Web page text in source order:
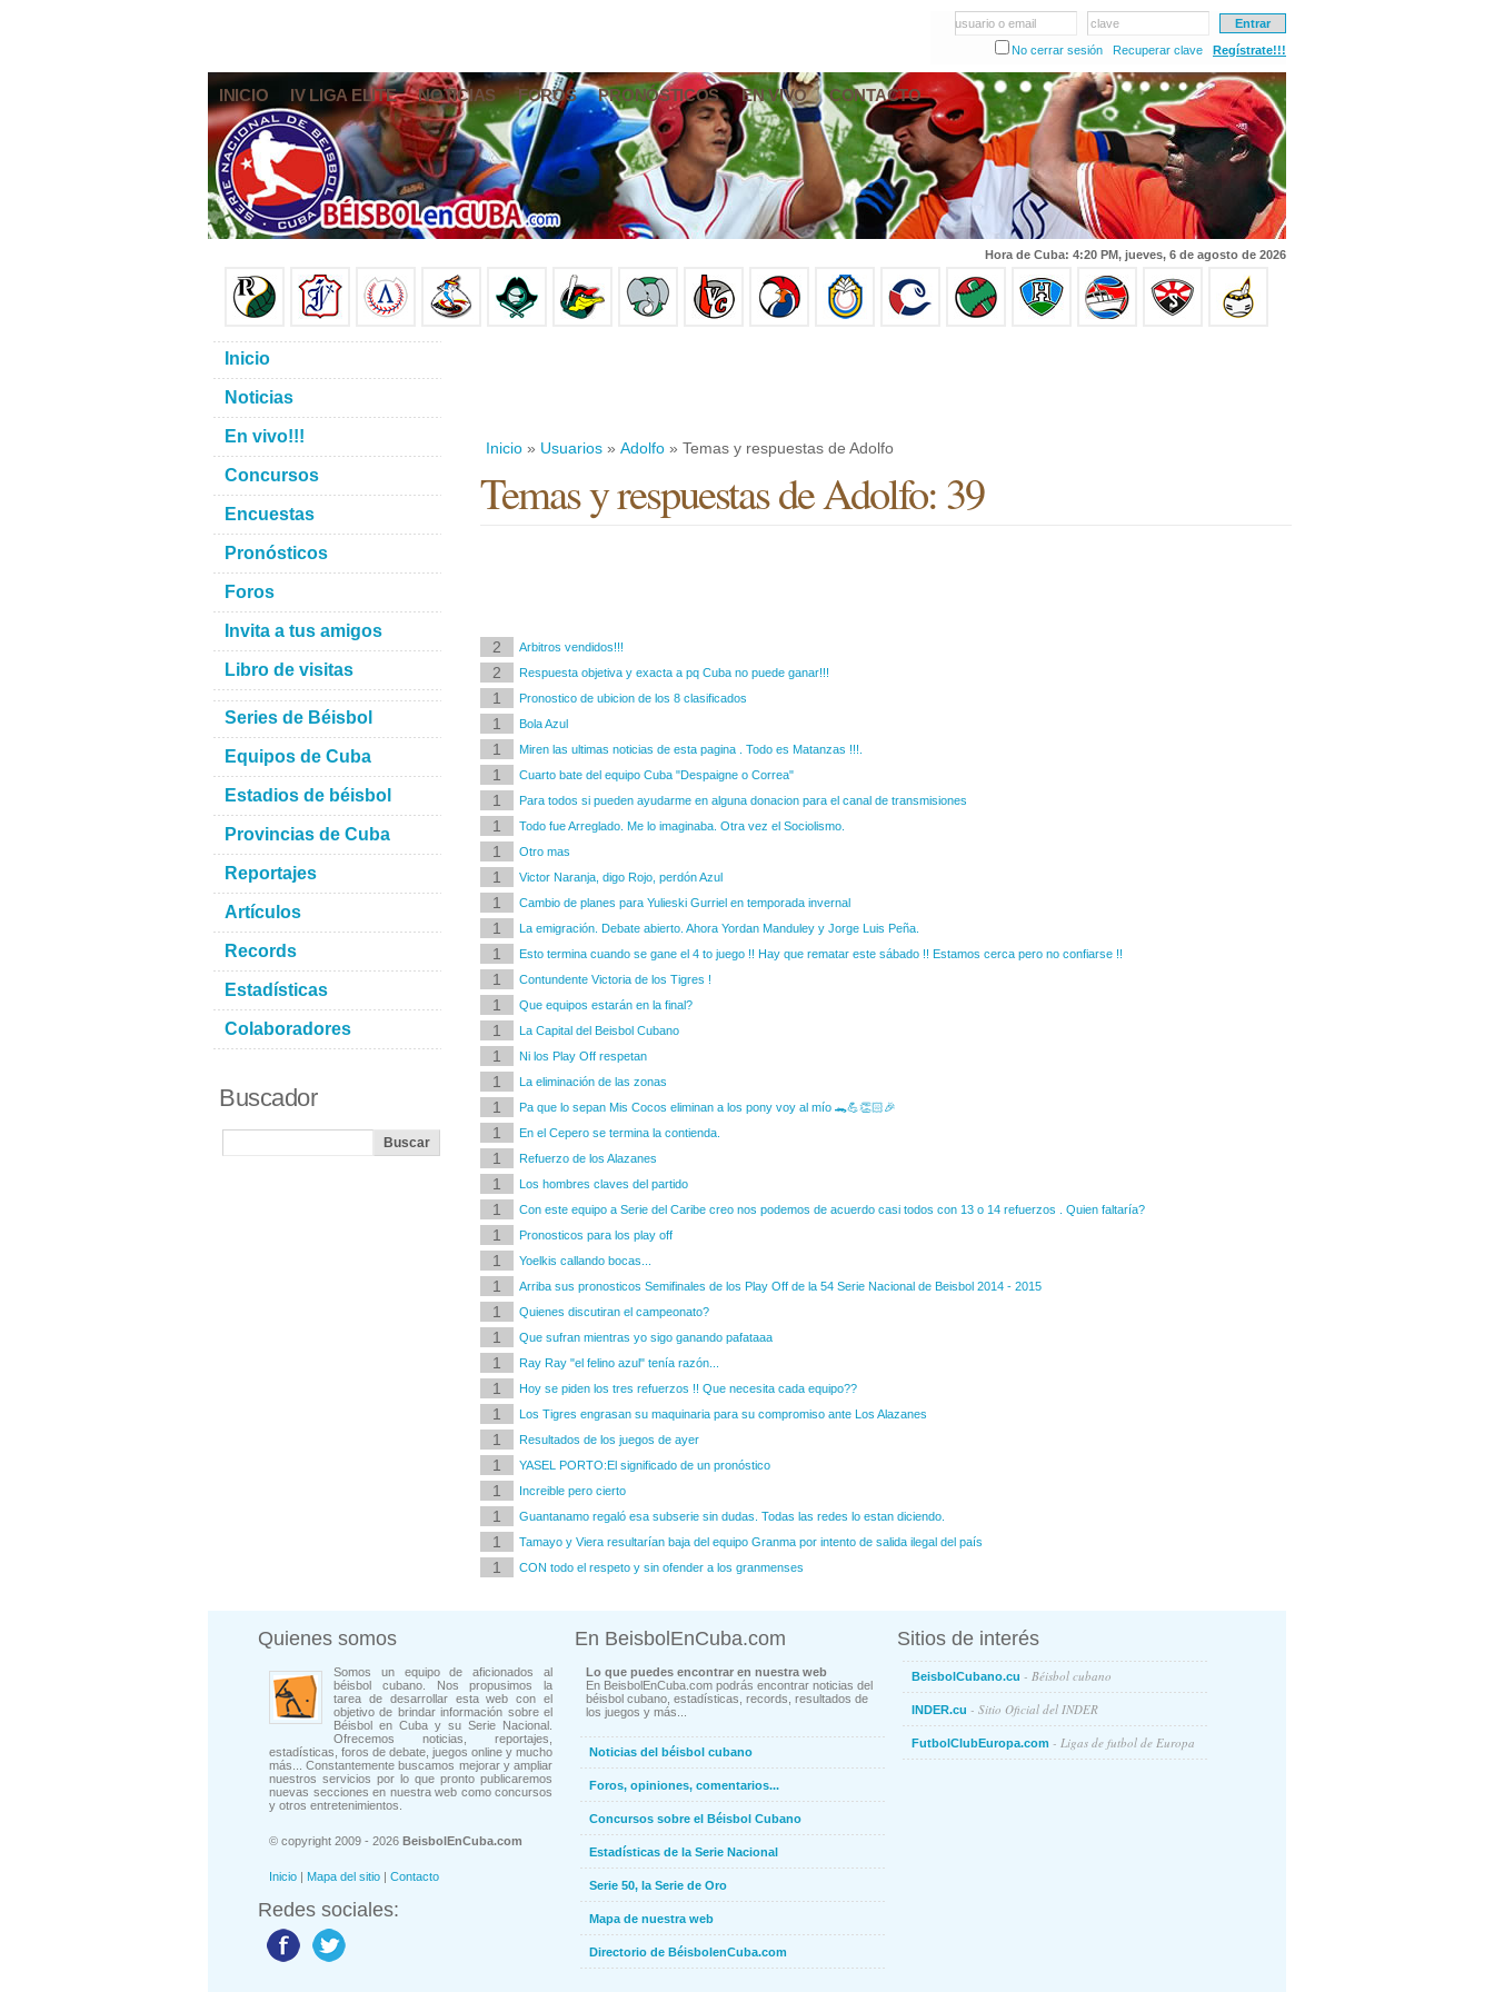
usuario o email
clave
No cerrar sesión
Recuperar clave Regístrate!!!
INICIO IV LIGA ELITE NOTICIAS FOROS PRONÓSTICOS EN VIVO CONTACTO
Hora de Cuba: 4:20 PM, jueves, 6 de agosto de 2026
Inicio » Usuarios » Adolfo » Temas y respuestas de Adolfo
Temas y respuestas de Adolfo: 39
2 Arbitros vendidos!!!
2 Respuesta objetiva y exacta a pq Cuba no puede ganar!!!
1 Pronostico de ubicion de los 8 clasificados
1 Bola Azul
1 Miren las ultimas noticias de esta pagina . Todo es Matanzas !!!.
1 Cuarto bate del equipo Cuba "Despaigne o Correa"
1 Para todos si pueden ayudarme en alguna donacion para el canal de transmisiones
1 Todo fue Arreglado. Me lo imaginaba. Otra vez el Sociolismo.
1 Otro mas
1 Victor Naranja, digo Rojo, perdón Azul
1 Cambio de planes para Yulieski Gurriel en temporada invernal
1 La emigración. Debate abierto. Ahora Yordan Manduley y Jorge Luis Peña.
1 Esto termina cuando se gane el 4 to juego !! Hay que rematar este sábado !! Estamos cerca pero no confiarse !!
1 Contundente Victoria de los Tigres !
1 Que equipos estarán en la final?
1 La Capital del Beisbol Cubano
1 Ni los Play Off respetan
1 La eliminación de las zonas
1 Pa que lo sepan Mis Cocos eliminan a los pony voy al mío 🐊💪👏🏻🎉
1 En el Cepero se termina la contienda.
1 Refuerzo de los Alazanes
1 Los hombres claves del partido
1 Con este equipo a Serie del Caribe creo nos podemos de acuerdo casi todos con 13 o 14 refuerzos . Quien faltaría?
1 Pronosticos para los play off
1 Yoelkis callando bocas...
1 Arriba sus pronosticos Semifinales de los Play Off de la 54 Serie Nacional de Beisbol 2014 - 2015
1 Quienes discutiran el campeonato?
1 Que sufran mientras yo sigo ganando pafataaa
1 Ray Ray "el felino azul" tenía razón...
1 Hoy se piden los tres refuerzos !! Que necesita cada equipo??
1 Los Tigres engrasan su maquinaria para su compromiso ante Los Alazanes
1 Resultados de los juegos de ayer
1 YASEL PORTO:El significado de un pronóstico
1 Increible pero cierto
1 Guantanamo regaló esa subserie sin dudas. Todas las redes lo estan diciendo.
1 Tamayo y Viera resultarían baja del equipo Granma por intento de salida ilegal del país
1 CON todo el respeto y sin ofender a los granmenses
Inicio
Noticias
En vivo!!!
Concursos
Encuestas
Pronósticos
Foros
Invita a tus amigos
Libro de visitas
Series de Béisbol
Equipos de Cuba
Estadios de béisbol
Provincias de Cuba
Reportajes
Artículos
Records
Estadísticas
Colaboradores
Buscador
Quienes somos
Somos un equipo de aficionados al
béisbol cubano. Nos propusimos la
tarea de desarrollar esta web con el
objetivo de brindar información sobre el
Béisbol en Cuba y su Serie Nacional.
Ofrecemos noticias, reportajes,
estadísticas, foros de debate, juegos online y mucho
más... Constantemente buscamos mejorar y ampliar
nuestros servicios por lo que pronto publicaremos
nuevas secciones en nuestra web como concursos
y otros entretenimientos.
© copyright 2009 - 2026 BeisbolEnCuba.com
Inicio | Mapa del sitio | Contacto
Redes sociales:
En BeisbolEnCuba.com
Lo que puedes encontrar en nuestra web
En BeisbolEnCuba.com podrás encontrar noticias del
béisbol cubano, estadísticas, records, resultados de
los juegos y más...
Noticias del béisbol cubano
Foros, opiniones, comentarios...
Concursos sobre el Béisbol Cubano
Estadísticas de la Serie Nacional
Serie 50, la Serie de Oro
Mapa de nuestra web
Directorio de BéisbolenCuba.com
Sitios de interés
BeisbolCubano.cu - Béisbol cubano
INDER.cu - Sitio Oficial del INDER
FutbolClubEuropa.com - Ligas de futbol de Europa